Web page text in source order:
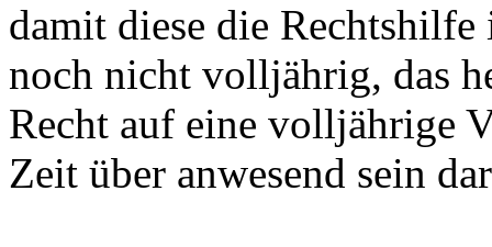
damit diese die
noch nicht volljährig, das
Recht auf eine volljährige
Zeit über anwesend sein